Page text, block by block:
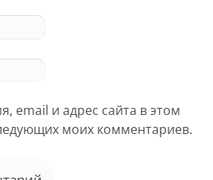
email и адрес сайта в этом
моих комментариев.